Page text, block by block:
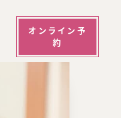
オンライン予
約